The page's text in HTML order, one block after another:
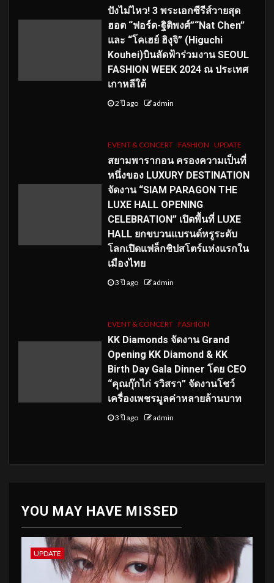
ปังไม่ไหว! 3 พระเอกซีรีส์วายสุด
ฮอต “ฟอร์ด-ฐิติพงศ์”“Nat Chen”
และ “โคเฮย์ ฮิงุจิ” (Higuchi
Kouhei)บินลัดฟ้าร่วมงาน SEOUL
FASHION WEEK 2024 ณ ประเทศ
เกาหลีใต้
2 ปี ago admin
EVENT & CONCERT FASHION UPDATE
สยามพารากอน ครองความเป็นที่
หนึ่งของ LUXURY DESTINATION
จัดงาน “SIAM PARAGON THE
LUXE HALL OPENING
CELEBRATION” เปิดพื้นที่ LUXE
HALL ยกขบวนแบรนด์หรูระดับ
โลกเปิดแฟล็กชิปสโตร์แห่งแรกใน
เมืองไทย
3 ปี ago admin
EVENT & CONCERT FASHION
KK Diamonds จัดงาน Grand
Opening KK Diamond & KK
Birth Day Gala Dinner โดย CEO
“คุณกุ๊กไก่ รวิสรา” จัดงานโชว์
เครื่องเพชรมูลค่าหลายล้านบาท
3 ปี ago admin
YOU MAY HAVE MISSED
UPDATE